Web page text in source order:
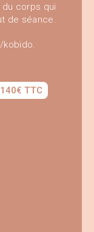
corps qui
de séance.
TTC